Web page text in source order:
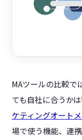
MAツールの比較で
ても自社に合うか
ケティングオート
場で使う機能、連